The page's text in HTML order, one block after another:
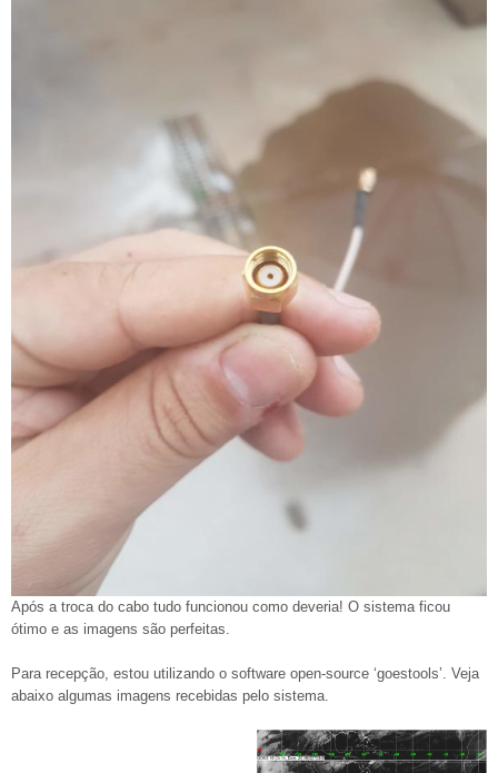
Após a troca do cabo tudo funcionou como deveria! O sistema ficou
ótimo e as imagens são perfeitas.
Para recepção, estou utilizando o software open-source ‘goestools’. Veja
abaixo algumas imagens recebidas pelo sistema.